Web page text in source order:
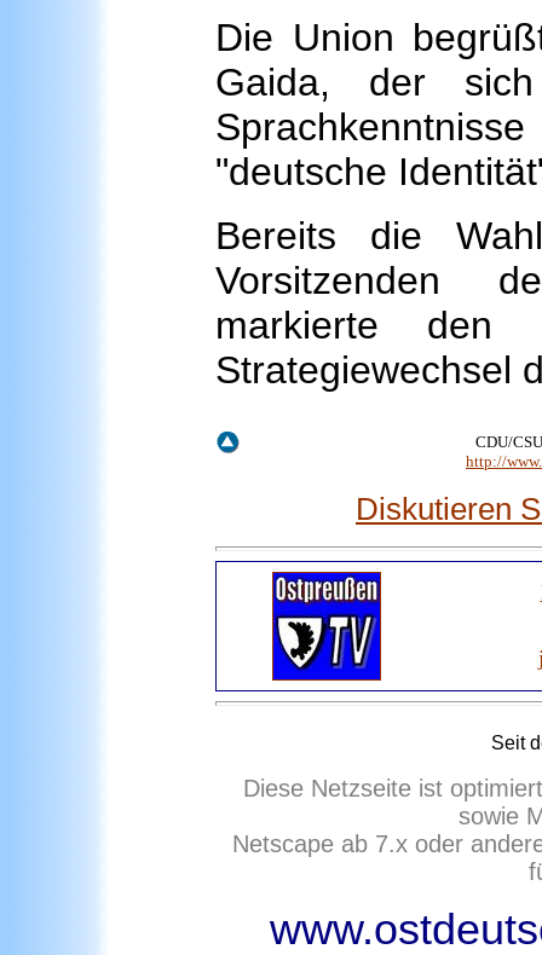
Die Union
Gaida, der sich
"deutsche
Bereits die
Vorsitzenden
markierte den
Strategiewechsel
CDU/
http://
Diskutieren
Seit
Diese Netzseite ist
sowie
Netscape ab 7.x oder